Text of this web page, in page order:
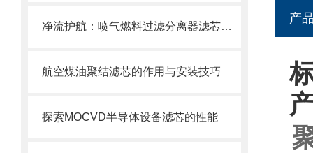
净流护航：喷气燃料过滤分离器滤芯的使用目的
航空煤油聚结滤芯的作用与安装技巧
探索MOCVD半导体设备滤芯的性能
产